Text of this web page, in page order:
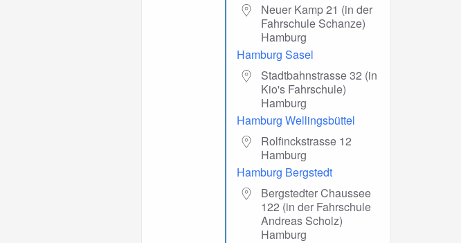
Neuer Kamp 21 (in der
Fahrschule Schanze)
Hamburg
Hamburg Sasel
Stadtbahnstrasse 32 (in
Kio's Fahrschule)
Hamburg
Hamburg Wellingsbüttel
Rolfinckstrasse 12
Hamburg
Hamburg Bergstedt
Bergstedter Chaussee
122 (in der Fahrschule
Andreas Scholz)
Hamburg